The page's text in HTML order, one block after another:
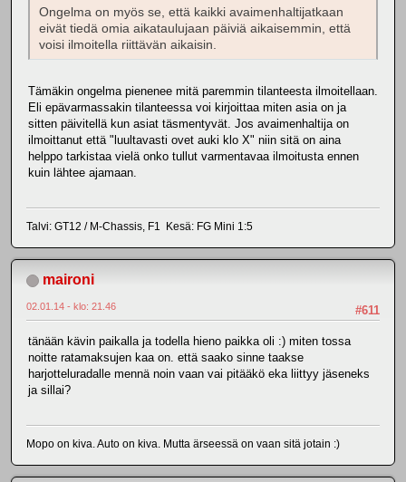
Ongelma on myös se, että kaikki avaimenhaltijatkaan
eivät tiedä omia aikataulujaan päiviä aikaisemmin, että
voisi ilmoitella riittävän aikaisin.
Tämäkin ongelma pienenee mitä paremmin tilanteesta ilmoitellaan.
Eli epävarmassakin tilanteessa voi kirjoittaa miten asia on ja
sitten päivitellä kun asiat täsmentyvät. Jos avaimenhaltija on
ilmoittanut että "luultavasti ovet auki klo X" niin sitä on aina
helppo tarkistaa vielä onko tullut varmentavaa ilmoitusta ennen
kuin lähtee ajamaan.
Talvi: GT12 / M-Chassis, F1 Kesä: FG Mini 1:5
maironi
#611
02.01.14 - klo: 21.46
tänään kävin paikalla ja todella hieno paikka oli :) miten tossa
noitte ratamaksujen kaa on. että saako sinne taakse
harjotteluradalle mennä noin vaan vai pitääkö eka liittyy jäseneks
ja sillai?
Mopo on kiva. Auto on kiva. Mutta ärseessä on vaan sitä jotain :)